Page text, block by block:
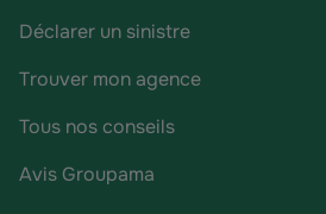
Déclarer un sinistre
Trouver mon agence
Tous nos conseils
Avis Groupama